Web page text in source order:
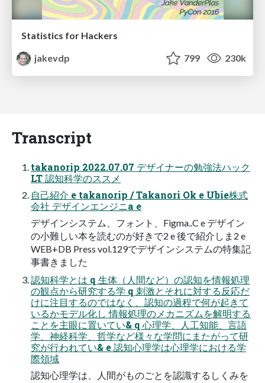
Statistics for Hackers
jakevdp
799 230k
Transcript
takanorip 2022.07.07 デザイナーの勉強法ハック
LT 認知科学のススメ
自己紹介 e takanorip / Takanori Ok e Ubie株式
会社 デザインエンジニa e
デザインシステム、フォント、Figma..C e デザイン
の小難しい本を読むのが好きで2 e 後で紹介しま2 e
WEB+DB Press vol.129でデザインシステムの特集記
事書きました
認知科学とは q 生体（人間など）の認知を情報処理
の観点から研究する学 q 刺激とそれに対する反応だ
けに注目するのではなく、認知の過程で何が起きて
いるかモデル化し 情報処理のメカニズムを解明する
ことを主眼に置いてい& q 心理学、人工知能、言語
学、神経科学、哲学など様々な学問にまたがって研
究が行われてい& e 認知心理学は心理学における学
際領域
認知心理学は、人間がものごとを認識するしくみを